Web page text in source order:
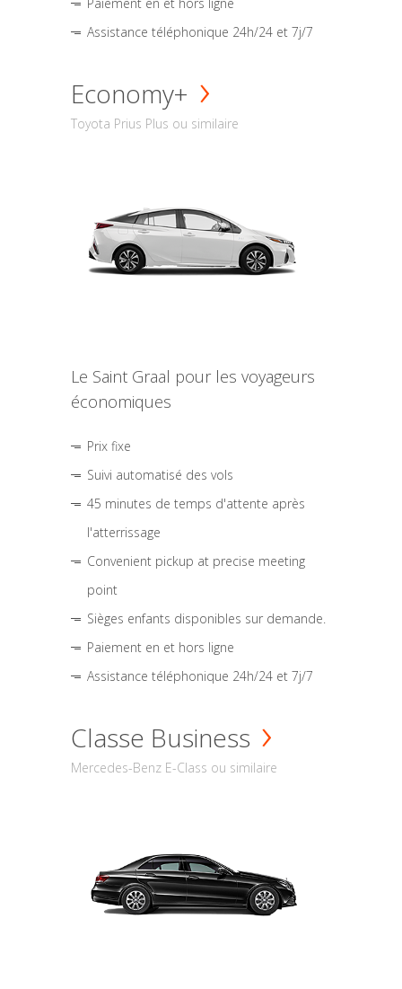
Assistance téléphonique 24h/24 et 7j/7
Economy+
Toyota Prius Plus ou similaire
Le Saint Graal pour les voyageurs
économiques
Prix fixe
Suivi automatisé des vols
45 minutes de temps d'attente après
l'atterrissage
Convenient pickup at precise meeting
point
Sièges enfants disponibles sur demande.
Paiement en et hors ligne
Assistance téléphonique 24h/24 et 7j/7
Classe Business
Mercedes-Benz E-Class ou similaire